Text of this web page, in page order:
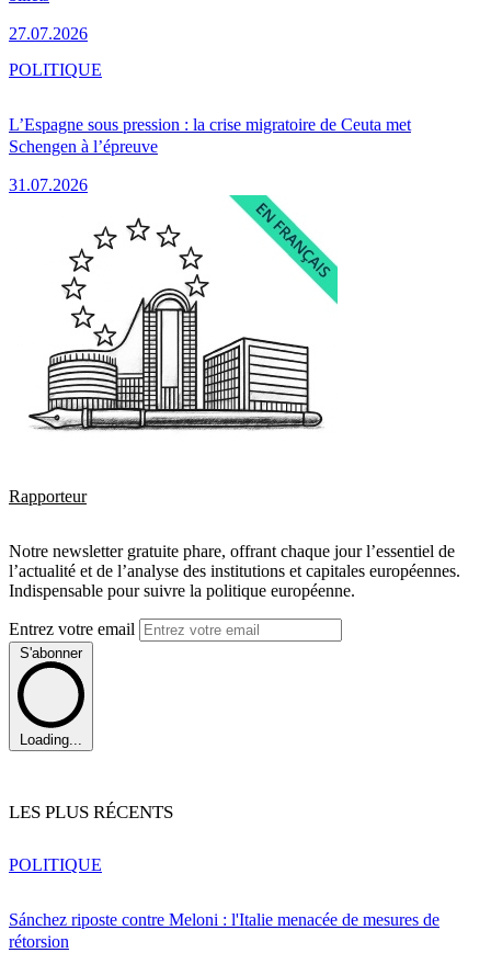
27.07.2026
L’Espagne sous pression : la crise migratoire de Ceuta met
Schengen à l’épreuve
31.07.2026
POLITIQUE
Rapporteur
Notre newsletter gratuite phare, offrant chaque jour l’essentiel de
l’actualité et de l’analyse des institutions et capitales européennes.
Indispensable pour suivre la politique européenne.
Entrez votre email
S'abonner
Loading...
LES PLUS RÉCENTS
Sánchez riposte contre Meloni : l'Italie menacée de mesures de
rétorsion
POLITIQUE